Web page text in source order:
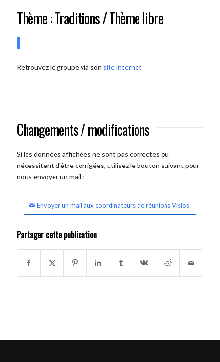
Thème : Traditions / Thème libre
Retrouvez le groupe via son site internet
Changements / modifications
Si les données affichées ne sont pas correctes ou
nécessitent d'être corrigées, utilisez le bouton suivant pour
nous envoyer un mail :
Envoyer un mail aux coordinateurs de réunions Visios
Partager cette publication